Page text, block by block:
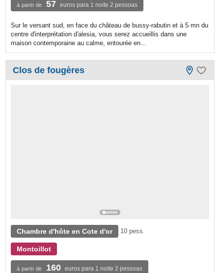
à partir de 57 euros para 1 noite 2 pessoas
Sur le versant sud, en face du château de bussy-rabutin et à 5 mn du
centre d'interprétation d'alesia, vous serez accueillis dans une
maison contemporaine au calme, entourée en...
Clos de fougères
Chambre d'hôte en Cote d'or 10 pess.
Montoillot
à partir de 160 euros para 1 noite 2 pessoas